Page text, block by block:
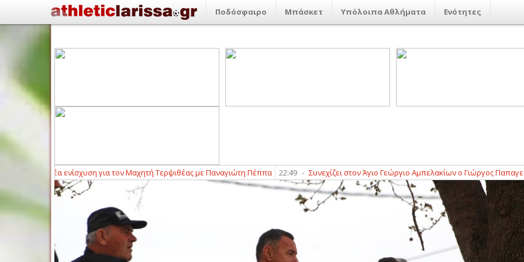
Ποδόσφαιρο Μπάσκετ Υπόλοιπα Αθλήματα Ενότητες
για τον Μαχητή Τερψιθέας με Παναγιώτη Πέππα 22:49 - Συνεχίζει στον Άγιο Γεώργιο Αμπελακίων ο Γιώργος Παπαγεωργόπουλος 21:52